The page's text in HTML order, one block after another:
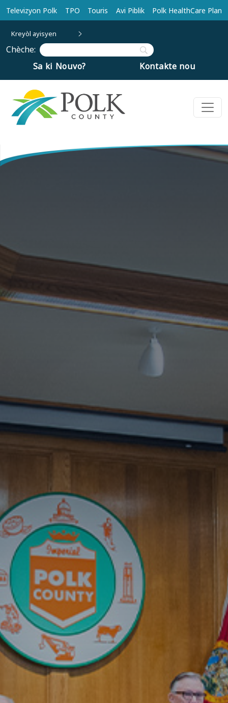
Ale nan kontni prensipal la
Televizyon Polk TPO Touris Avi Piblik Polk HealthCare Plan
Kreyòl ayisyen
Chèche:
Sa ki Nouvo?
Kontakte nou